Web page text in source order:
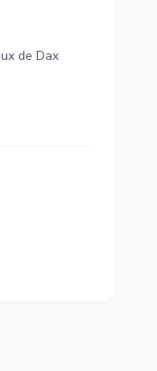
de Dax